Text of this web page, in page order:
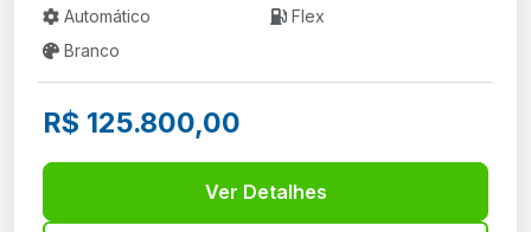
Automático
Flex
Branco
R$ 125.800,00
Ver Detalhes